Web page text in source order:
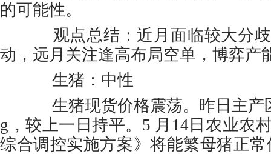
的可能性。
观点总结：近月面临较大分歧
动，远月关注逢高布局空单，博弈产
生猪：中性
生猪现货价格震荡。昨日主产
g，较上一日持平。5 月14日农业农
综合调控实施方案》将能繁母猪正